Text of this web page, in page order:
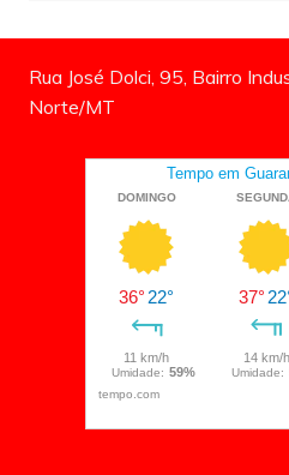
Rua José Dolci, 95, Bairro
Norte/MT